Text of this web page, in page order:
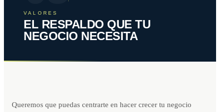
VALORES
EL RESPALDO QUE TU
NEGOCIO NECESITA
Queremos que puedas centrarte en hacer crecer tu negocio